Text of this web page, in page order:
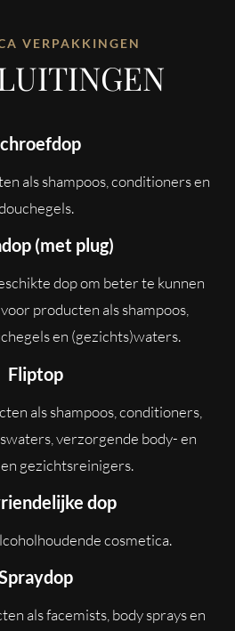
VERPAKKINGEN
als shampoos, conditioners en
(met plug)
dop om beter te kunnen
producten als shampoos,
en (gezichts)waters.
Fliptop
als shampoos, conditioners,
verzorgende body- en
gezichtsreinigers.
dop
cosmetica.
als facemists, body sprays en